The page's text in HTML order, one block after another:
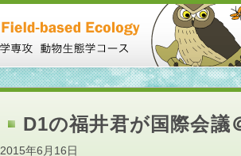
D1の福井君が国際会
2015年6月16日